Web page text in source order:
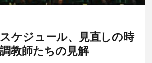
ケジュール、見直しの時
教師たちの見解